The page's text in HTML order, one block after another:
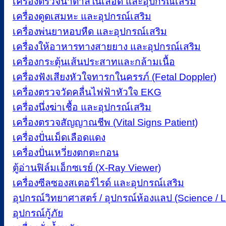
เครื่องดูดเสมหะ และอุปกรณ์เสริม
เครื่องพ่นยาหอบหืด และอุปกรณ์เสริม
เครื่องให้อาหารทางสายยาง และอุปกรณ์เสริม
เครื่องกระตุ้นเส้นประสาทและกล้ามเนื้อ
เครื่องฟังเสียงหัวใจทารกในครรภ์ (Fetal Doppler)
เครื่องตรวจวัดคลื่นไฟฟ้าหัวใจ EKG
เครื่องนึ่งฆ่าเชื้อ และอุปกรณ์เสริม
เครื่องตรวจสัญญาณชีพ (Vital Signs Patient)
เครื่องปั่นเม็ดเลือดแดง
เครื่องปั่นเหวี่ยงตกตะกอน
ตู้อ่านฟิล์มเอ็กซเรย์ (X-Ray Viewer)
เครื่องซีลซองสเตอร์ไรด์ และอุปกรณ์เสริม
อุปกรณ์วิทยาศาสตร์ / อุปกรณ์ห้องแลป (Science /
อุปกรณ์กู้ภัย